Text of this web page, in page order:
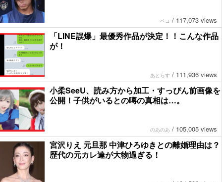
ペコ / 117,073 views
「LINE誤爆」最優秀作品が決定！！こんな作品
が！
あとらす / 111,936 views
小柔SeeU、読み方から加工・すっぴん前画像を
公開！子供がいるとの噂の真相は…。
のあのあ / 105,005 views
宮沢りえ 元旦那 中津ひろゆきとの離婚理由は？
歴代の元カレ達が大物過ぎる！